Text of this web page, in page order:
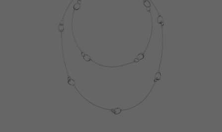
KONTAKT OS